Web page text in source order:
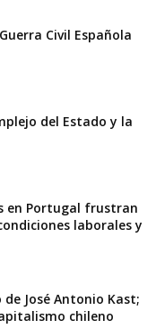
Civil Española
del Estado y la
en Portugal frustran
laborales y
José Antonio Kast;
chileno